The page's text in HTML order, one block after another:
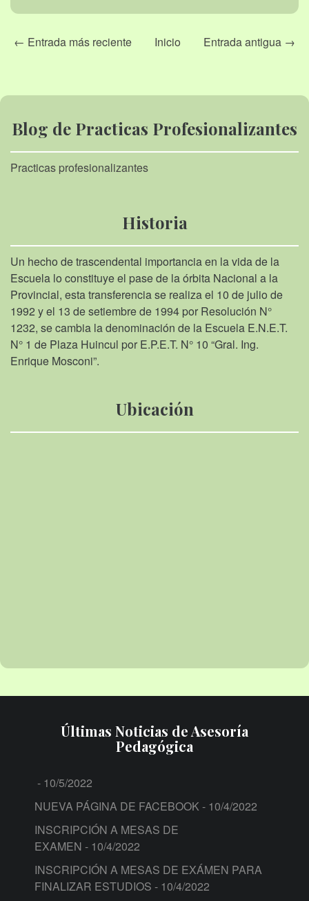
← Entrada más reciente Entrada antigua →
Inicio
Blog de Practicas Profesionalizantes
Practicas profesionalizantes
Historia
Un hecho de trascendental importancia en la vida de la
Escuela lo constituye el pase de la órbita Nacional a la
Provincial, esta transferencia se realiza el 10 de julio de
1992 y el 13 de setiembre de 1994 por Resolución N°
1232, se cambia la denominación de la Escuela E.N.E.T.
N° 1 de Plaza Huincul por E.P.E.T. N° 10 “Gral. Ing.
Enrique Mosconi”.
Ubicación
Últimas Noticias de Asesoría
Pedagógica
- 10/5/2022
NUEVA PÁGINA DE FACEBOOK - 10/4/2022
INSCRIPCIÓN A MESAS DE
EXAMEN - 10/4/2022
INSCRIPCIÓN A MESAS DE EXÁMEN PARA
FINALIZAR ESTUDIOS - 10/4/2022